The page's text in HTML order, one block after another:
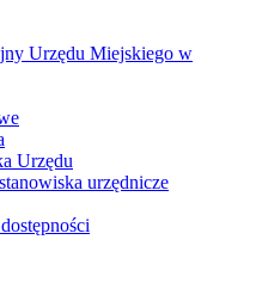
Urzędu Miejskiego w
Urzędu
urzędnicze